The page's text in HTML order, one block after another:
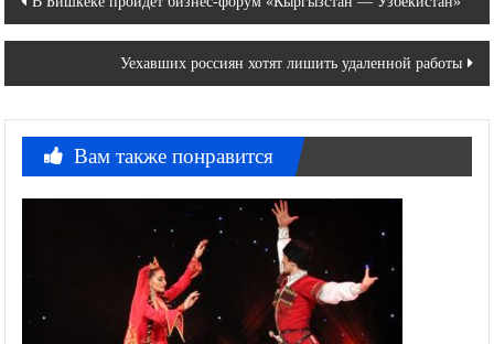
по
Уехавших россиян хотят лишить удаленной работы
Вам также понравится